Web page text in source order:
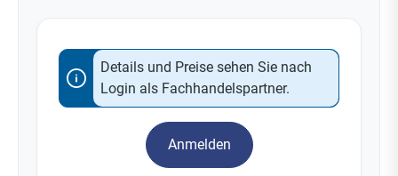
Details und Preise sehen Sie nach
Login als Fachhandelspartner.
Anmelden